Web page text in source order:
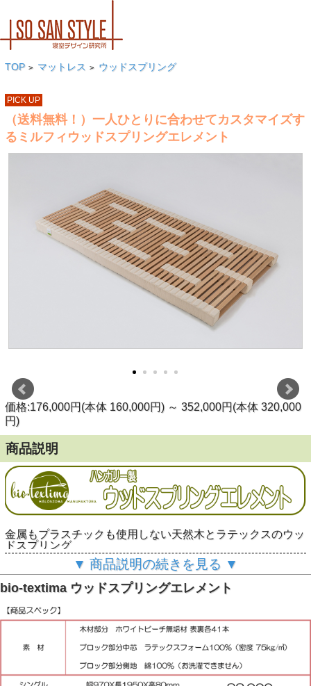
TOP > マットレス > ウッドスプリング
PICK UP
（送料無料！）一人ひとりに合わせてカスタマイズす
るミルフィウッドスプリングエレメント
価格:176,000円(本体 160,000円) ～ 352,000円(本体 320,000
円)
商品説明
金属もプラスチックも使用しない天然木とラテックスのウッ
ドスプリング
bio-textima ウッドスプリングエレメント（送料無
料！）
一人ひとりの身体の体型や寝姿勢に合わせて中央10個のラテ
ックスブロックで沈み込みを調整します。ラテックスマット
イズはありません）。
ベッドフレームの上だけでなくフロアータイプ（和式）でも
使用できます。
▼ 商品説明の続きを見る ▼
bio-textima ウッドスプリングエレメント